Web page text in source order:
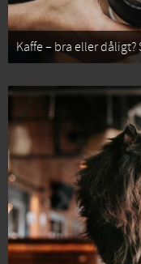
Kaffe – bra eller